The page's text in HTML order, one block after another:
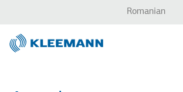
conținutul
principal
main
search
Romanian